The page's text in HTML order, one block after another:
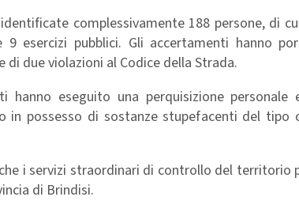
complessivamente 188 persone, di
9 esercizi pubblici. Gli accertamenti hanno
due violazioni al Codice della Strada.
eseguito una perquisizione personale
possesso di sostanze stupefacenti del tipo
i servizi straordinari di controllo del territorio
di Brindisi.